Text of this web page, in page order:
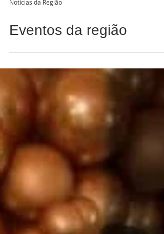
Eventos da região